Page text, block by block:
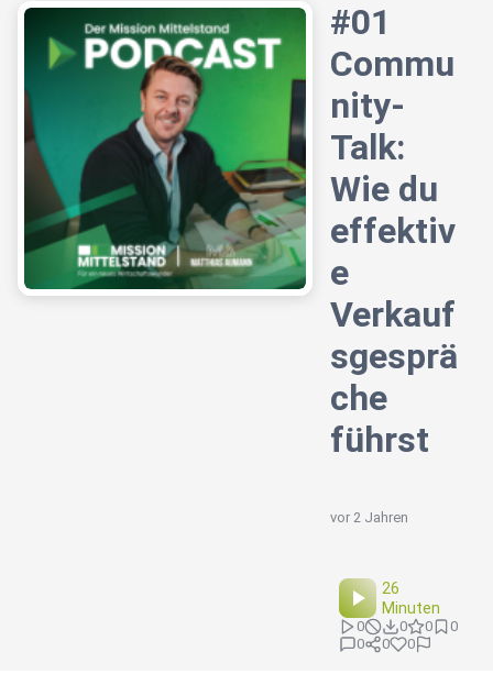
#01
Commu
nity-
Talk:
Wie du
effektiv
e
Verkauf
sgesprä
che
führst
vor 2 Jahren
26
Minuten
0 0 0
0
0
0 0